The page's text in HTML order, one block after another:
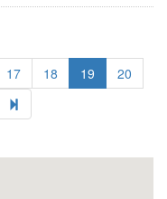
17 18 19
20